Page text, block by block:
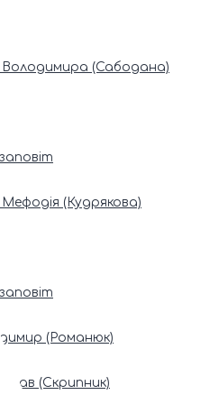
(Сабодана)
(Кудрякова)
(Романюк)
(Скрипник)